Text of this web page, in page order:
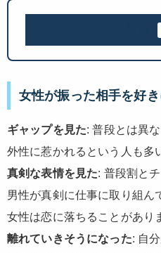
女性が振った相手を好
ギャップを見た: 普段とは異
外性に惹かれるという人も多
真剣な表情を見た: 普段割と
男性が真剣に仕事に取り組ん
女性は恋に落ちることがあり
離れていきそうになった: 自